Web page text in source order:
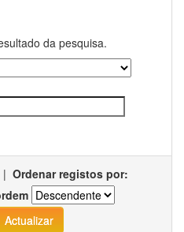
da pesquisa.
| Ordenar registos por: